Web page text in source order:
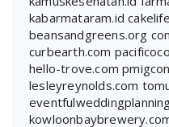
kabarmataram.id
beansandgreens.org
curbearth.com
hello-trove.com
lesleyreynolds.com